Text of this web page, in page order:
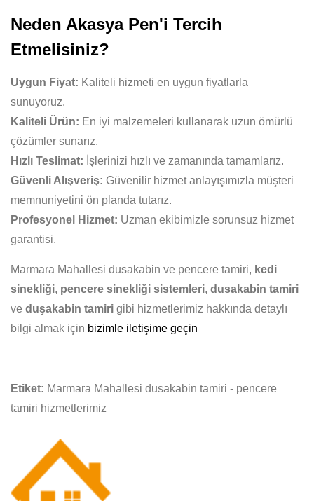
Neden Akasya Pen'i Tercih
Etmelisiniz?
Uygun Fiyat: Kaliteli hizmeti en uygun fiyatlarla
sunuyoruz.
Kaliteli Ürün: En iyi malzemeleri kullanarak uzun ömürlü
çözümler sunarız.
Hızlı Teslimat: İşlerinizi hızlı ve zamanında tamamlarız.
Güvenli Alışveriş: Güvenilir hizmet anlayışımızla müşteri
memnuniyetini ön planda tutarız.
Profesyonel Hizmet: Uzman ekibimizle sorunsuz hizmet
garantisi.
Marmara Mahallesi dusakabin ve pencere tamiri, kedi
sinekliği, pencere sinekliği sistemleri, dusakabin tamiri
ve duşakabin tamiri gibi hizmetlerimiz hakkında detaylı
bilgi almak için bizimle iletişime geçin
Etiket: Marmara Mahallesi dusakabin tamiri - pencere
tamiri hizmetlerimiz